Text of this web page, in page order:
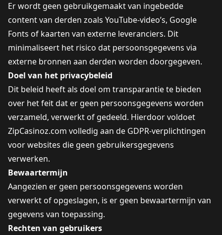
Er wordt geen gebruikgemaakt van ingebedde
content van derden zoals YouTube-video’s, Google
Fonts of kaarten van externe leveranciers. Dit
minimaliseert het risico dat persoonsgegevens via
externe bronnen aan derden worden doorgegeven.
Doel van het privacybeleid
Dit beleid heeft als doel om transparantie te bieden
over het feit dat er geen persoonsgegevens worden
verzameld, verwerkt of gedeeld. Hierdoor voldoet
ZipCasinoz.com volledig aan de GDPR-verplichtingen
voor websites die geen gebruikersgegevens
verwerken.
Bewaartermijn
Aangezien er geen persoonsgegevens worden
verwerkt of opgeslagen, is er geen bewaartermijn van
gegevens van toepassing.
Rechten van gebruikers